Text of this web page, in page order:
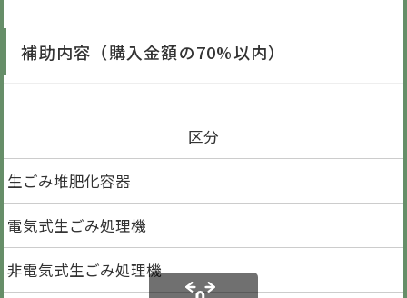
補助内容（購入金額の70%以内）
区分
生ごみ堆肥化容器
電気式生ごみ処理機
非電気式生ごみ処理機